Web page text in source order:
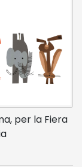
per la Fiera